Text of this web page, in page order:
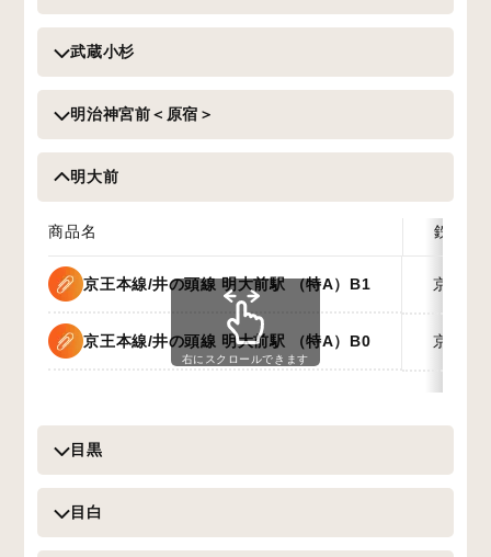
武蔵小杉
明治神宮前＜原宿＞
明大前
商品名 鉄道名
京王本線/井の頭線 明大前駅 （特A）B1 京王
京王本線/井の頭線 明大前駅 （特A）B0 京王
右にスクロールできます
目黒
目白